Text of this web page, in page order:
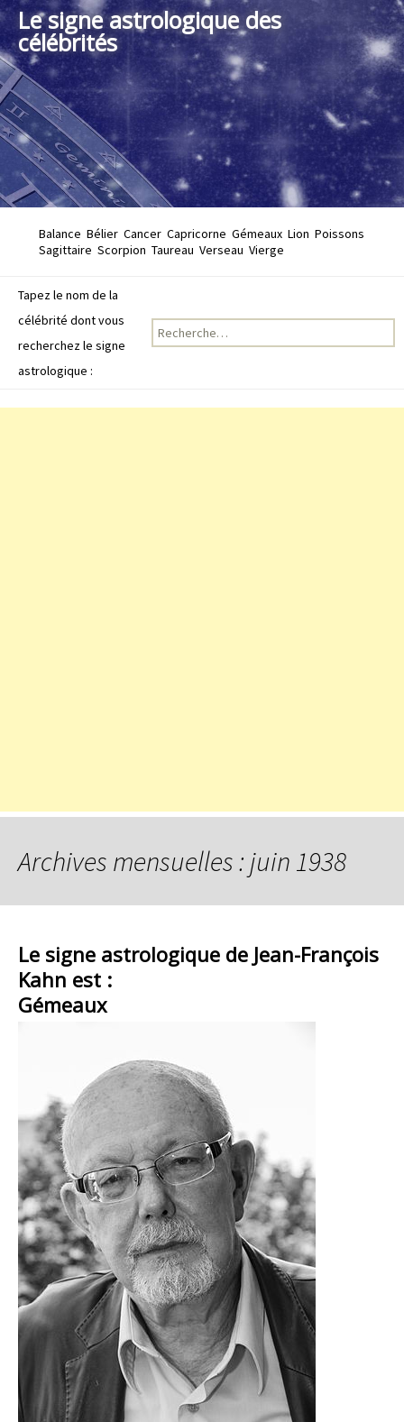
Le signe astrologique des
célébrités
Balance Bélier Cancer Capricorne Gémeaux Lion Poissons
Sagittaire Scorpion Taureau Verseau Vierge
Tapez le nom de la
célébrité dont vous
recherchez le signe
astrologique :
Recherche pour :
Archives mensuelles : juin 1938
Le signe astrologique de Jean-François
Kahn est :
Gémeaux